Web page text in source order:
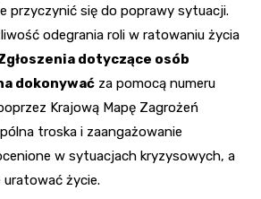
przyczynić się do poprawy sytuacji.
odegrania roli w ratowaniu życia
dotyczące osób
dokonywać za pomocą numeru
Krajową Mapę Zagrożeń
troska i zaangażowanie
w sytuacjach kryzysowych, a
uratować życie.